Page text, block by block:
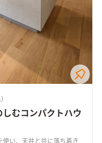
むコンパクトハウ
い、天井と共に落ち着き